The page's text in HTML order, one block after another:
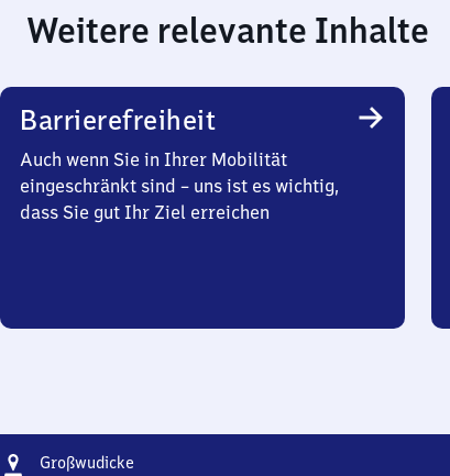
Weitere relevante Inhalte
Barrierefreiheit
Auch wenn Sie in Ihrer Mobilität
eingeschränkt sind – uns ist es wichtig,
dass Sie gut Ihr Ziel erreichen
Adresse
Großwudicke